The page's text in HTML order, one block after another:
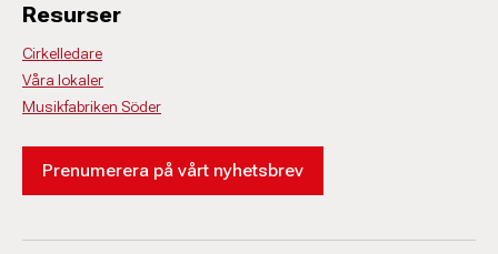
Resurser
Cirkelledare
Våra lokaler
Musikfabriken Söder
Prenumerera på vårt nyhetsbrev